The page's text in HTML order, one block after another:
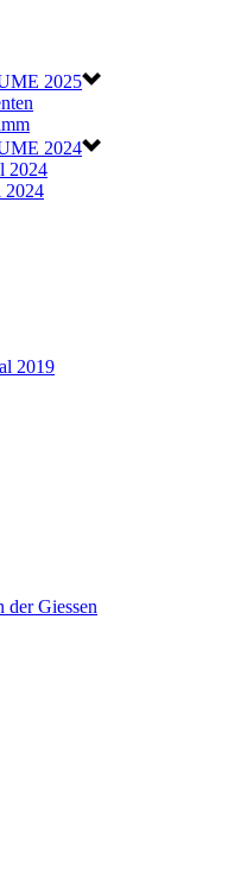
2025
2024
2024
2024
2019
der Giessen